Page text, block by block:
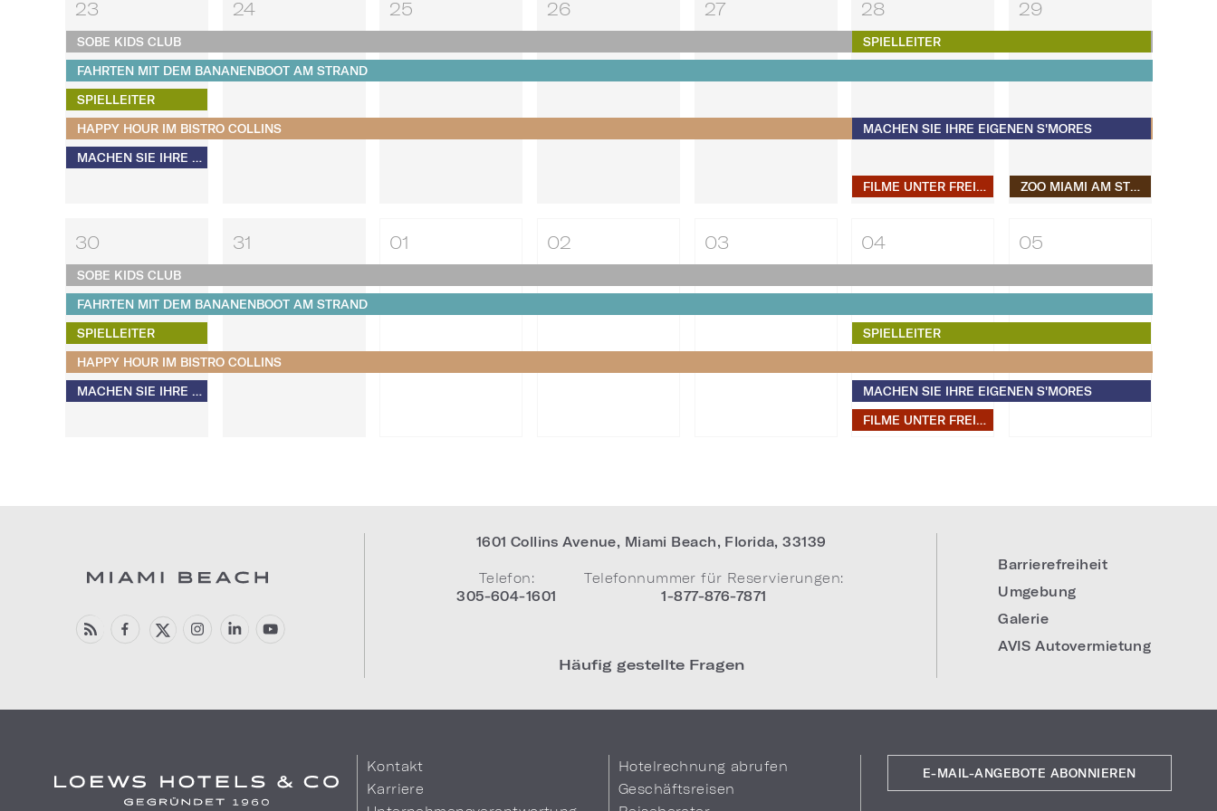
23
SOBE KIDS CLUB
FAHRTEN MIT DEM BANANENBOOT AM STRAND
SPIELLEITER
HAPPY HOUR IM BISTRO COLLINS
MACHEN SIE IHRE EIGENEN S'MORES​​​​​​​
24 25 26 27 28
SPIELLEITER
MACHEN SIE IHRE EIGENEN S'MORES​​​​​​​
FILME UNTER FREIEM HIMMEL
29
ZOO MIAMI AM STRAND
30
SOBE KIDS CLUB
FAHRTEN MIT DEM BANANENBOOT AM STRAND
SPIELLEITER
HAPPY HOUR IM BISTRO COLLINS
MACHEN SIE IHRE EIGENEN S'MORES​​​​​​​
31 01 02 03 04
SPIELLEITER
MACHEN SIE IHRE EIGENEN S'MORES​​​​​​​
FILME UNTER FREIEM HIMMEL
05
1601 Collins Avenue, Miami Beach, Florida,33139
Telefon:
305-604-1601
Telefonnummer für Reservierungen:
1-877-876-7871
Häufig gestellte Fragen
Barrierefreiheit
Umgebung
Galerie
AVIS Autovermietung
Kontakt
Karriere
Hotelrechnung abrufen
Geschäftsreisen
E-MAIL-ANGEBOTE ABONNIEREN